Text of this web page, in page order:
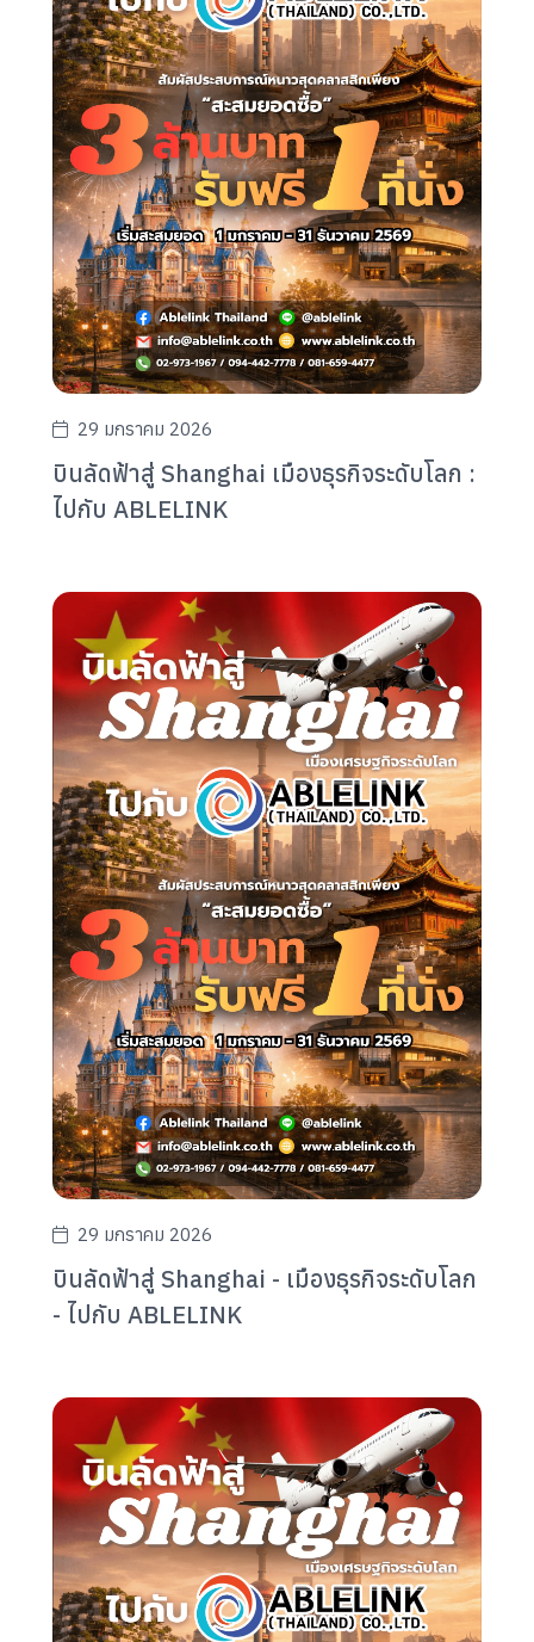
29 มกราคม 2026
บินลัดฟ้าสู่ Shanghai เมืองธุรกิจระดับโลก :
ไปกับ ABLELINK
29 มกราคม 2026
บินลัดฟ้าสู่ Shanghai - เมืองธุรกิจระดับโลก
- ไปกับ ABLELINK